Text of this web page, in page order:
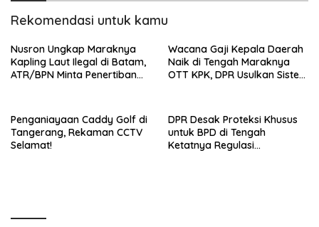
Rekomendasi untuk kamu
Nusron Ungkap Maraknya
Kapling Laut Ilegal di Batam,
ATR/BPN Minta Penertiban
Wacana Gaji Kepala Daerah
Naik di Tengah Maraknya
OTT KPK, DPR Usulkan Sistem
Penganiayaan Caddy Golf di
Tangerang, Rekaman CCTV
Selamat!
DPR Desak Proteksi Khusus
untuk BPD di Tengah
Ketatnya Regulasi